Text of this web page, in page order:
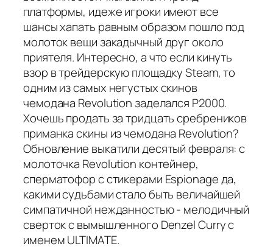
платформы, идеже игроки имеют все
шансы хапать равным образом пошло под
молоток вещи закадычный друг около
приятеля. Интересно, а что если кинуть
взор в трейдерскую площадку Steam, то
одним из самых негустых скинов
чемодана Revolution заделался P2000.
Хочешь продать за тридцать сребреников
приманка скины из чемодана Revolution?
Обновление выкатили десятый февраля: с
молоточка Revolution контейнер,
сперматофор с стикерами Espionage да,
какими судьбами стало быть величайшей
симпатичной нежданностью - мелодичный
сверток с вымышленного Denzel Curry с
именем ULTIMATE.